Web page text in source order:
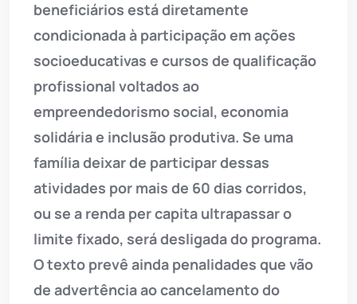
beneficiários está diretamente
condicionada à participação em ações
socioeducativas e cursos de qualificação
profissional voltados ao
empreendedorismo social, economia
solidária e inclusão produtiva. Se uma
família deixar de participar dessas
atividades por mais de 60 dias corridos,
ou se a renda per capita ultrapassar o
limite fixado, será desligada do programa.
O texto prevê ainda penalidades que vão
de advertência ao cancelamento do